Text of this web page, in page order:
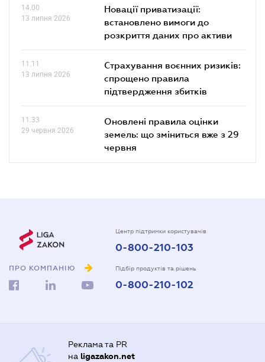
14.00
13 липня 2026
Новації приватизації:
встановлено вимоги до
розкриття даних про активи
11.11
13 липня 2026
Страхування воєнних ризиків:
спрощено правила
підтвердження збитків
11.33
29 червня 2026
Оновлені правила оцінки
земель: що зміниться вже з 29
червня
ПРО КОМПАНІЮ
Центр підтримки користувачів
0-800-210-103
Підбір продуктів та рішень
0-800-210-102
Реклама та PR
на ligazakon.net